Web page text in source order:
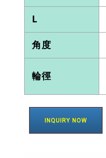
L
角度
輪徑
INQUIRY NOW